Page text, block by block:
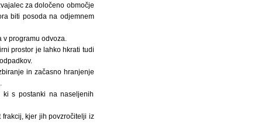
za določeno območje
biti posoda na odjemnem
programu odvoza.
prostor je lahko hkrati tudi
in začasno hranjenje
ki s postanki na naseljenih
kjer jih povzročitelji iz